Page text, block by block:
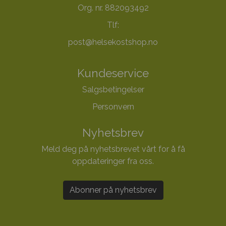
Org. nr. 882093492
Tlf:
post@helsekostshop.no
Kundeservice
Salgsbetingelser
Personvern
Nyhetsbrev
Meld deg på nyhetsbrevet vårt for å få
oppdateringer fra oss.
Abonner på nyhetsbrev